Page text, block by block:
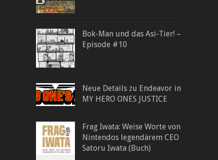
Bok-Man und das Asi-Tier! –
Episode #10
Neue Details zu Endeavor in
MY HERO ONES JUSTICE
Frag Iwata: Weise Worte von
Nintendos legendärem CEO
Satoru Iwata (Buch)